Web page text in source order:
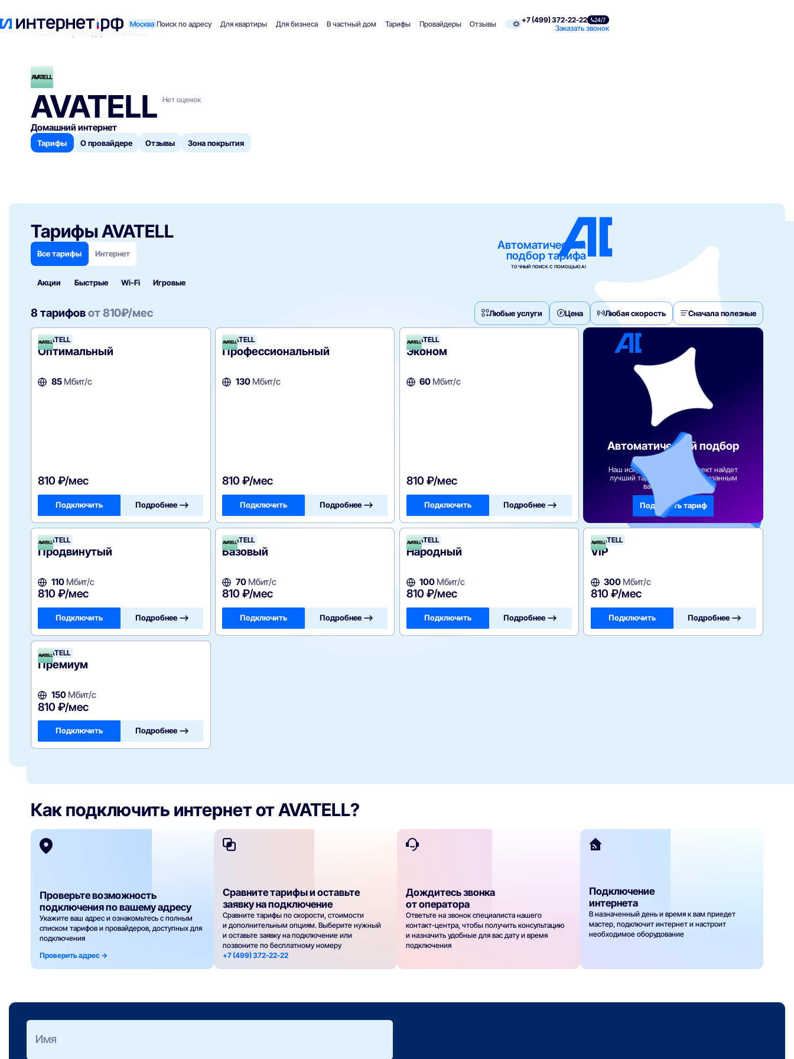
Москва Поиск по адресу Для квартиры Для бизнеса В частный дом Тарифы Провайдеры Отзывы +7 (499) 372-22-22 24/7
Заказать звонок
Главная Провайдеры
AVATELL
Домашний интернет
Нет оценок
Тарифы О провайдере Отзывы Зона покрытия
Тарифы AVATELL
Все тарифы Интернет
Акции Быстрые Wi‑Fi Игровые
Автоматический
подбор тарифа
ТОЧНЫЙ ПОИСК С ПОМОЩЬЮ AI
8 тарифовот810₽/мес Любые услуги Цена Любая скорость Сначала полезные
AVATELL
Оптимальный
85Мбит/с
810 ₽/мес
Подключить Подробнее —>
AVATELL
Профессиональный
130Мбит/с
810 ₽/мес
Подключить Подробнее —>
AVATELL
Эконом
60 Мбит/с
810 ₽/мес
Подключить Подробнее —>
Автоматический подбор
тарифа
Наш искусственный интеллект найдет
лучший тарифный план по указанным
вами параметрам
Подобрать тариф
AVATELL
Продвинутый
110Мбит/с
810 ₽/мес
Подключить Подробнее —>
AVATELL
Базовый
70Мбит/с
810 ₽/мес
Подключить Подробнее —>
AVATELL
Народный
100 Мбит/с
810 ₽/мес
Подключить Подробнее —>
AVATELL
VIP
300 Мбит/с
810 ₽/мес
Подключить Подробнее —>
AVATELL
Премиум
150Мбит/с
810 ₽/мес
Подключить Подробнее —>
Как подключить интернет от AVATELL?
Проверьте возможность
подключения по вашему адресу
Укажите ваш адрес и ознакомьтесь с полным
списком тарифов и провайдеров, доступных для
подключения
Проверить адрес ->
Сравните тарифы и оставьте
заявку на подключение
Сравните тарифы по скорости, стоимости
и дополнительным опциям. Выберите нужный
и оставьте заявку на подключение или
позвоните по бесплатному номеру
+7 (499) 372-22-22
Дождитесь звонка
от оператора
Ответьте на звонок специалиста нашего
контакт-центра, чтобы получить консультацию
и назначить удобные для вас дату и время
подключения
Подключение
интернета
В назначенный день и время к вам приедет
мастер, подключит интернет и настроит
необходимое оборудование
Оформить заявку
на подбор тарифа